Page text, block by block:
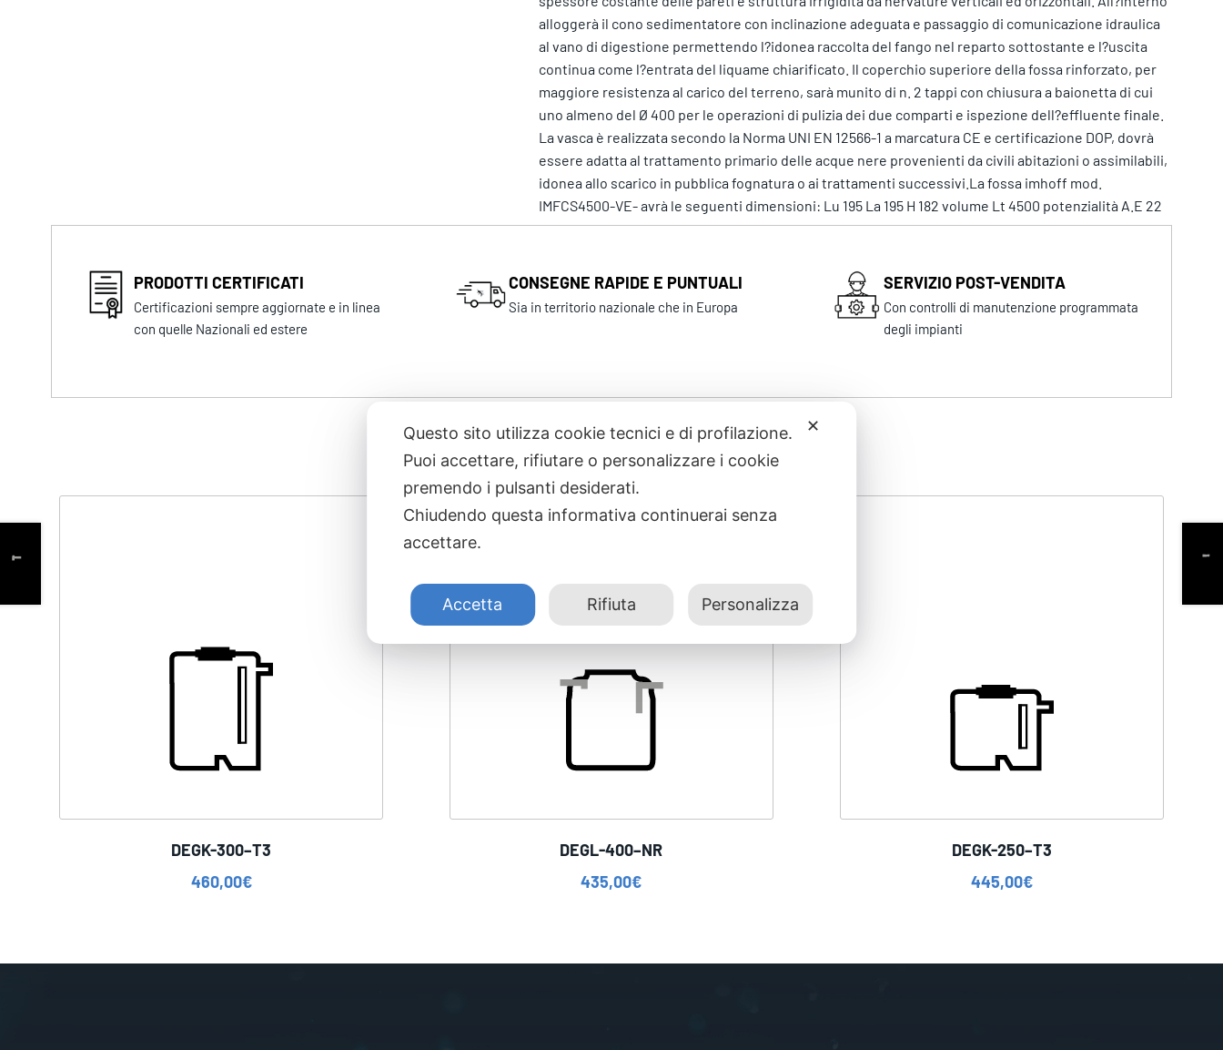
alloggerà il cono sedimentatore con inclinazione adeguata e passaggio di comunicazione idraulica
al vano di digestione permettendo l?idonea raccolta del fango nel reparto sottostante e l?uscita
continua come l?entrata del liquame chiarificato. Il coperchio superiore della fossa rinforzato, per
maggiore resistenza al carico del terreno, sarà munito di n. 2 tappi con chiusura a baionetta di cui
uno almeno del Ø 400 per le operazioni di pulizia dei due comparti e ispezione dell?effluente finale.
La vasca è realizzata secondo la Norma UNI EN 12566-1 a marcatura CE e certificazione DOP, dovrà
essere adatta al trattamento primario delle acque nere provenienti da civili abitazioni o assimilabili,
idonea allo scarico in pubblica fognatura o ai trattamenti successivi.La fossa imhoff mod.
IMFCS4500-VE- avrà le seguenti dimensioni: Lu 195 La 195 H 182 volume Lt 4500 potenzialità A.E 22
PRODOTTI CERTIFICATI
Certificazioni sempre aggiornate e in linea
con quelle Nazionali ed estere
CONSEGNE RAPIDE E PUNTUALI
Sia in territorio nazionale che in Europa
SERVIZIO POST-VENDITA
Con controlli di manutenzione programmata
degli impianti
Prodotti correlati
DEGK-300–T3
460,00€
DEGL-400–NR
435,00€
DEGK-250–T3
445,00€
✕
Questo sito utilizza cookie tecnici e di profilazione.
Puoi accettare, rifiutare o personalizzare i cookie
premendo i pulsanti desiderati.
Chiudendo questa informativa continuerai senza
accettare.
Accetta Rifiuta Personalizza